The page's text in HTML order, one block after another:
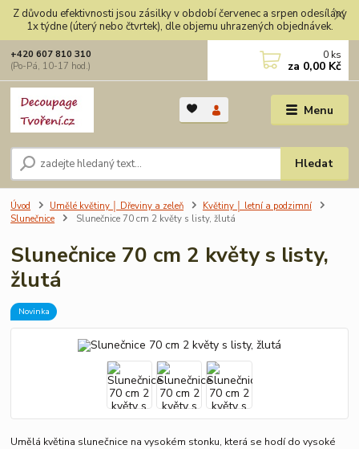
Z důvodu efektivnosti jsou zásilky v období červenec a srpen odesílány
1x týdne (úterý nebo čtvrtek), dle objemu uhrazených objednávek.
Menu
Hledat
+420 607 810 310
(Po-Pá, 10-17 hod.)
0 ks
za 0,00 Kč
Úvod Umělé květiny │ Dřeviny a zeleň
Květiny │ letní a podzimní
Slunečnice
Slunečnice 70 cm 2 květy s listy, žlutá
Slunečnice 70 cm 2 květy s listy,
žlutá
Novinka
Umělá květina slunečnice na vysokém stonku, která se hodí do vysoké